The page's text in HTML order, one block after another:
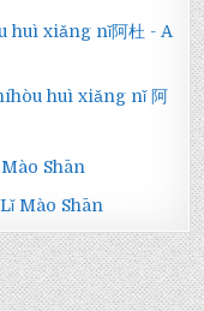
huì xiǎng nǐ 阿
Mào Shān